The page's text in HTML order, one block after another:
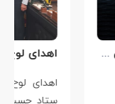
سالروز بزرگ ترین جنایت جنگی جهان علیه بشریت توسط بزرگ ترین مدعی دروغین حقوق بشر